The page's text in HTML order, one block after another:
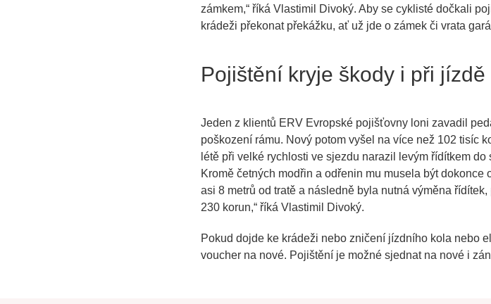
zámkem,“ říká Vlastimil Divoký. Aby se cyklisté dočkali
krádeži překonat překážku, ať už jde o zámek či vrata
Pojištění kryje škody i při
Jeden z klientů ERV Evropské pojišťovny loni zavadil
poškození rámu. Nový potom vyšel na více než 102 tisíc
létě při velké rychlosti ve sjezdu narazil levým řídítkem
Kromě četných modřin a odřenin mu musela být
asi 8 metrů od tratě a následně byla nutná výměna
230 korun,“ říká Vlastimil Divoký.
Pokud dojde ke krádeži nebo zničení jízdního kola nebo
voucher na nové. Pojištění je možné sjednat na nové i